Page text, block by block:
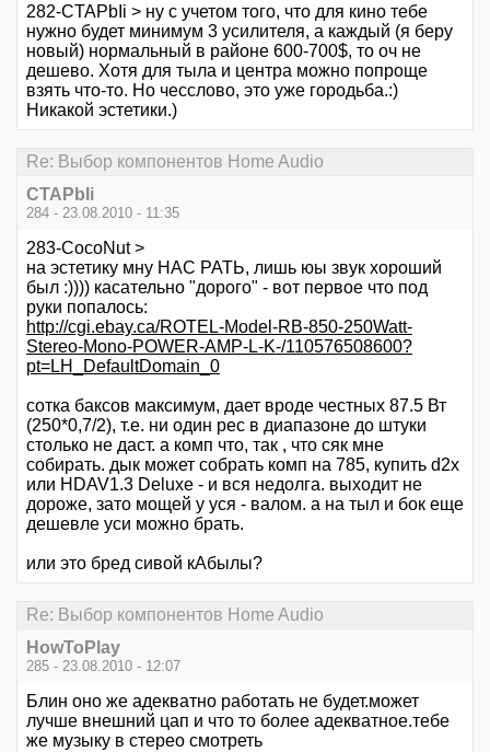
282-CTAPbIi > ну с учетом того, что для кино тебе
нужно будет минимум 3 усилителя, а каждый (я беру
новый) нормальный в районе 600-700$, то оч не
дешево. Хотя для тыла и центра можно попроще
взять что-то. Но чесслово, это уже городьба.:)
Никакой эстетики.)
Re: Выбор компонентов Home Audio
CTAPbIi
284 - 23.08.2010 - 11:35
283-CocoNut >
на эстетику мну НАС РАТЬ, лишь юы звук хороший
был :)))) касательно "дорого" - вот первое что под
руки попалось:
http://cgi.ebay.ca/ROTEL-Model-RB-850-250Watt-
Stereo-Mono-POWER-AMP-L-K-/110576508600?
pt=LH_DefaultDomain_0
сотка баксов максимум, дает вроде честных 87.5 Вт
(250*0,7/2), т.е. ни один рес в диапазоне до штуки
столько не даст. а комп что, так , что сяк мне
собирать. дык может собрать комп на 785, купить d2x
или HDAV1.3 Deluxe - и вся недолга. выходит не
дороже, зато мощей у уся - валом. а на тыл и бок еще
дешевле уси можно брать.
или это бред сивой кАбылы?
Re: Выбор компонентов Home Audio
HowToPlay
285 - 23.08.2010 - 12:07
Блин оно же адекватно работать не будет.может
лучше внешний цап и что то более адекватное.тебе
же музыку в стерео смотреть